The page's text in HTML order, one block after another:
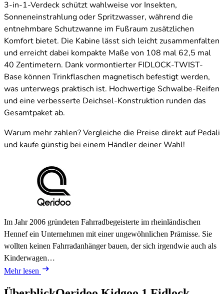
3-in-1-Verdeck schützt wahlweise vor Insekten,
Sonneneinstrahlung oder Spritzwasser, während die
entnehmbare Schutzwanne im Fußraum zusätzlichen
Komfort bietet. Die Kabine lässt sich leicht zusammenfalten
und erreicht dabei kompakte Maße von 108 mal 62,5 mal
40 Zentimetern. Dank vormontierter FIDLOCK-TWIST-
Base können Trinkflaschen magnetisch befestigt werden,
was unterwegs praktisch ist. Hochwertige Schwalbe-Reifen
und eine verbesserte Deichsel-Konstruktion runden das
Gesamtpaket ab.
Warum mehr zahlen? Vergleiche die Preise direkt auf Pedali
und kaufe günstig bei einem Händler deiner Wahl!
Im Jahr 2006 gründeten Fahrradbegeisterte im rheinländischen
Hennef ein Unternehmen mit einer ungewöhnlichen Prämisse. Sie
wollten keinen Fahrradanhänger bauen, der sich irgendwie auch als
Kinderwagen…
Mehr lesen